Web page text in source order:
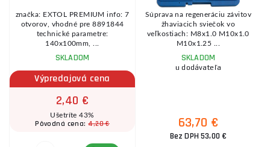
značka: EXTOL PREMIUM info: 7
otvorov, vhodné pre 8891844
technické parametre:
140x100mm, ...
SKLADOM
Výpredajová cena
2,40 €
Ušetríte 43%
Pôvodná cena:4,20 €
Súprava na regeneráciu závitov
žhaviacich sviečok vo
veľkostiach: M8x1.0 M10x1.0
M10x1.25 ...
SKLADOM
u dodávateľa
63,70 €
Bez DPH 53,00 €